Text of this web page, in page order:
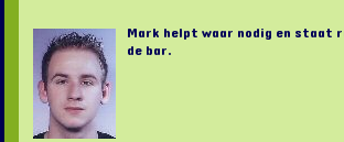
Mark helpt waar nodig en staat
de bar.